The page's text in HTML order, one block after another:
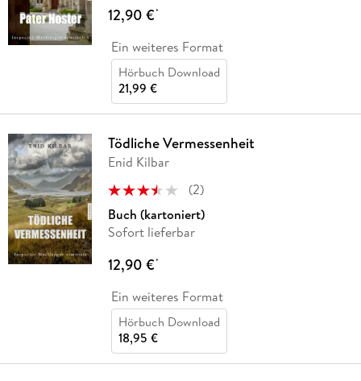
12,90 €*
Ein weiteres Format
Hörbuch Download
21,99 €
Tödliche Vermessenheit
Enid Kilbar
(2)
Buch (kartoniert)
Sofort lieferbar
12,90 €*
Ein weiteres Format
Hörbuch Download
18,95 €